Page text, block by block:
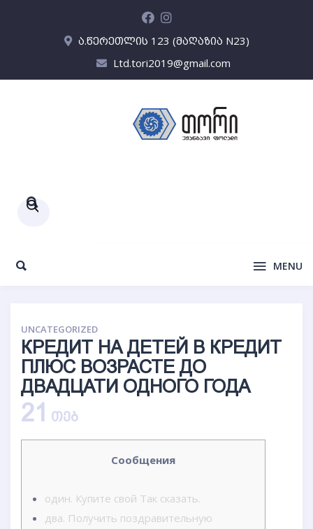
ა.წერეთლის 123 (მაღაზია N23)
Ltd.tori2019@gmail.com
Products
MENU
UNCATEGORIZED
КРЕДИТ НА ДЕТЕЙ В КРЕДИТ
ПЛЮС ВОЗРАСТЕ ДО
ДВАДЦАТИ ОДНОГО ГОДА
21 ᲗᲔᲑ
Сообщения
один. Купите свой Так сказать.
два. Получить поздравительную